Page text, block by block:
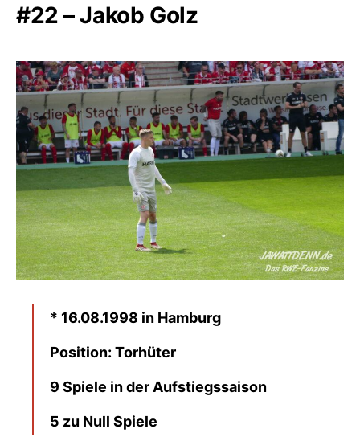
#22 – Jakob Golz
* 16.08.1998 in Hamburg
Position: Torhüter
9 Spiele in der Aufstiegssaison
5 zu Null Spiele